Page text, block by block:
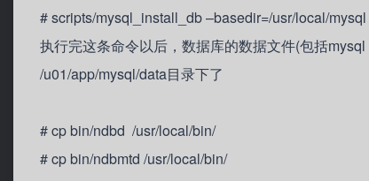
# scripts/mysql_install_db –basedir=/usr/local/
执行完这条命令以后，数据库的数据文件(包括
/u01/app/mysql/data目录下了
# cp bin/ndbd /usr/local/bin/
# cp bin/ndbmtd /usr/local/bin/